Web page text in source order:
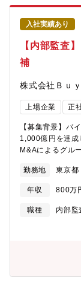
＆ソーシング（
投資先候補の探
資戦略に基づく
資テーマの策定
経営者・株主へ
能性評価・シナ
件進行からクロ
リード／条件形
（FA／法律／会
M&A効果最大化
います。・事業
略のブラッシュ
ープシナジーの
共通：グループ
ションの推進支
織／配属先の特
織・M&A戦略
入社実績あり
【内部監査
補
株式会社Ｂｕ
上場企業 正
【募集背景】バ
1,000億円を達成
M&Aによるグル
体の事業領域が
対象範囲は年々
体を俯瞰した監
るほど、標準化
室は室長を含む
し、将来の内部
を対象としたJ-
し、内部統制お
勤務地 東京都
年収 800万
職種
内部監